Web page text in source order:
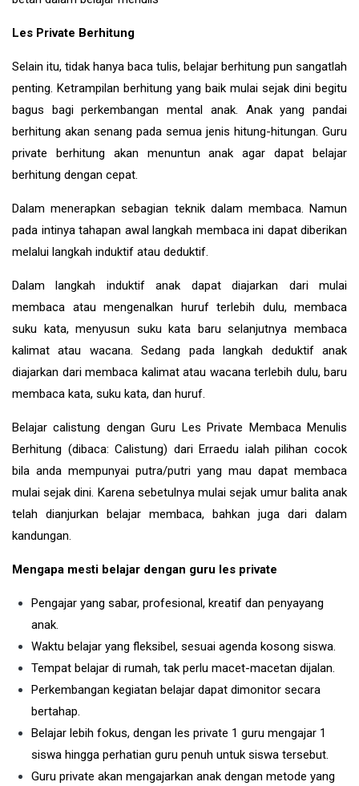
Les Private Berhitung
Selain itu, tidak hanya baca tulis, belajar berhitung pun sangatlah
penting. Ketrampilan berhitung yang baik mulai sejak dini begitu
bagus bagi perkembangan mental anak. Anak yang pandai
berhitung akan senang pada semua jenis hitung-hitungan. Guru
private berhitung akan menuntun anak agar dapat belajar
berhitung dengan cepat.
Dalam menerapkan sebagian teknik dalam membaca. Namun
pada intinya tahapan awal langkah membaca ini dapat diberikan
melalui langkah induktif atau deduktif.
Dalam langkah induktif anak dapat diajarkan dari mulai
membaca atau mengenalkan huruf terlebih dulu, membaca
suku kata, menyusun suku kata baru selanjutnya membaca
kalimat atau wacana. Sedang pada langkah deduktif anak
diajarkan dari membaca kalimat atau wacana terlebih dulu, baru
membaca kata, suku kata, dan huruf.
Belajar calistung dengan Guru Les Private Membaca Menulis
Berhitung (dibaca: Calistung) dari Erraedu ialah pilihan cocok
bila anda mempunyai putra/putri yang mau dapat membaca
mulai sejak dini. Karena sebetulnya mulai sejak umur balita anak
telah dianjurkan belajar membaca, bahkan juga dari dalam
kandungan.
Mengapa mesti belajar dengan guru les private
Pengajar yang sabar, profesional, kreatif dan penyayang
anak.
Waktu belajar yang fleksibel, sesuai agenda kosong siswa.
Tempat belajar di rumah, tak perlu macet-macetan dijalan.
Perkembangan kegiatan belajar dapat dimonitor secara
bertahap.
Belajar lebih fokus, dengan les private 1 guru mengajar 1
siswa hingga perhatian guru penuh untuk siswa tersebut.
Guru private akan mengajarkan anak dengan metode yang